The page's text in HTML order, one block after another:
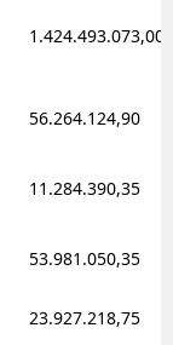
1.424.493.073,00
56.264.124,90
11.284.390,35
53.981.050,35
23.927.218,75